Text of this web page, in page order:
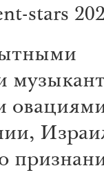
stars